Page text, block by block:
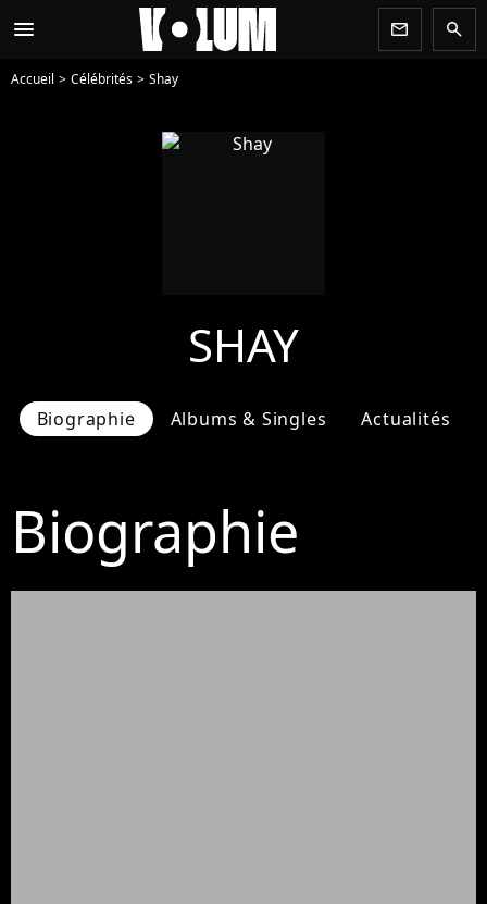
menu newsletter search
Accueil Célébrités Shay
SHAY
Biographie Albums & Singles Actualités
Biographie